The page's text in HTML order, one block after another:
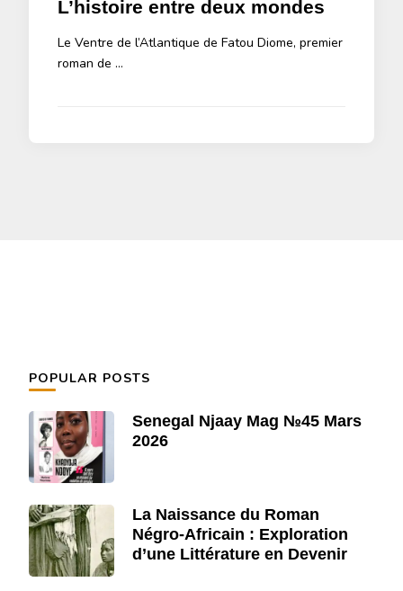
L’histoire entre deux mondes
Le Ventre de l’Atlantique de Fatou Diome, premier
roman de …
POPULAR POSTS
Senegal Njaay Mag №45 Mars
2026
La Naissance du Roman
Négro-Africain : Exploration
d’une Littérature en Devenir